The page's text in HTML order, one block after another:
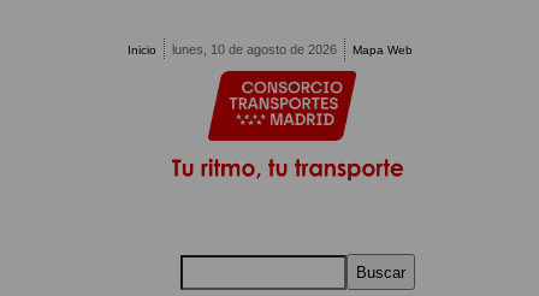
Inicio lunes, 10 de agosto de 2026 Mapa Web
Buscar